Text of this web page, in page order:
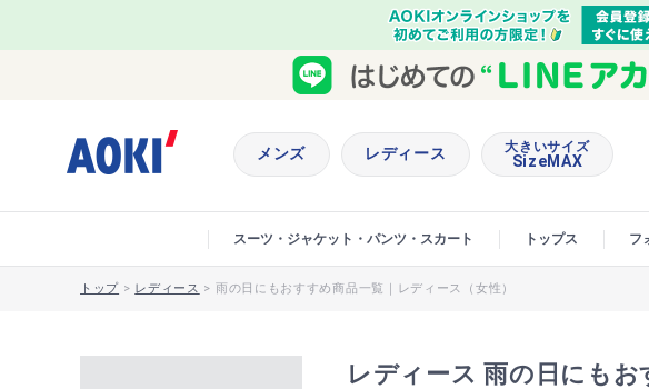
メンズ レディース 大きいサイズ
SizeMAX
スーツ・ジャケット・パンツ・スカート トップス フ
トップ > レディース > 雨の日にもおすすめ商品一覧｜レディース（女性）
レディース 雨の日にもお